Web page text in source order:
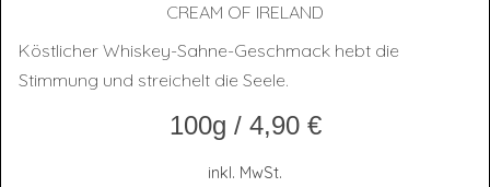
CREAM OF IRELAND
Köstlicher Whiskey-Sahne-Geschmack hebt die
Stimmung und streichelt die Seele.
100g / 4,90 €
inkl. MwSt.